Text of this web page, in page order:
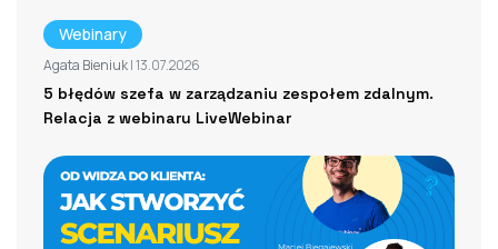
Webinary
Agata Bieniuk| 13.07.2026
5 błędów szefa w zarządzaniu zespołem zdalnym.
Relacja z webinaru LiveWebinar